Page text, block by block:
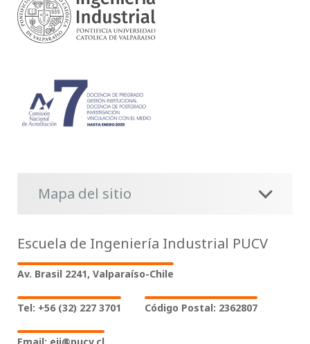
Mapa del sitio
Escuela de Ingeniería Industrial PUCV
Av. Brasil 2241, Valparaíso-Chile
Tel: +56 (32) 227 3701 Código Postal: 2362807